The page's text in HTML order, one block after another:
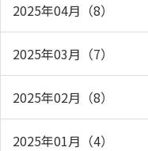
2025年04月（8）
2025年03月（7）
2025年02月（8）
2025年01月（4）